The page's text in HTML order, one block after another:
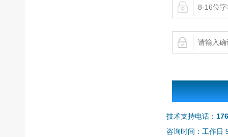
技术支持电话：
咨询时间：工作日